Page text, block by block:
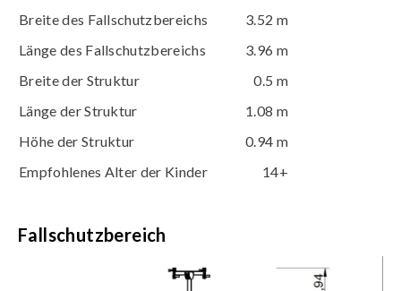
Breite des Fallschutzbereichs
3.52 m
Länge des Fallschutzbereichs
3.96 m
Breite der Struktur
0.5 m
Länge der Struktur
1.08 m
Höhe der Struktur
0.94 m
Empfohlenes Alter der Kinder
14+
Fallschutzbereich